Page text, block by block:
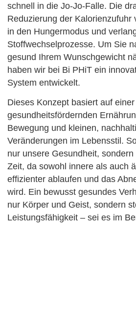
schnell in die Jo-Jo-Falle. Die
Reduzierung der Kalorienzufuhr
in den Hungermodus und
Stoffwechselprozesse. Um Sie
gesund Ihrem Wunschgewicht
haben wir bei Bi PHiT ein
System entwickelt.
Dieses Konzept basiert auf
gesundheitsfördernden
Bewegung und kleinen,
Veränderungen im Lebensstil.
nur unsere Gesundheit,
Zeit, da sowohl innere als auch
effizienter ablaufen und das
wird. Ein bewusst gesundes
nur Körper und Geist, sondern
Leistungsfähigkeit – sei es im